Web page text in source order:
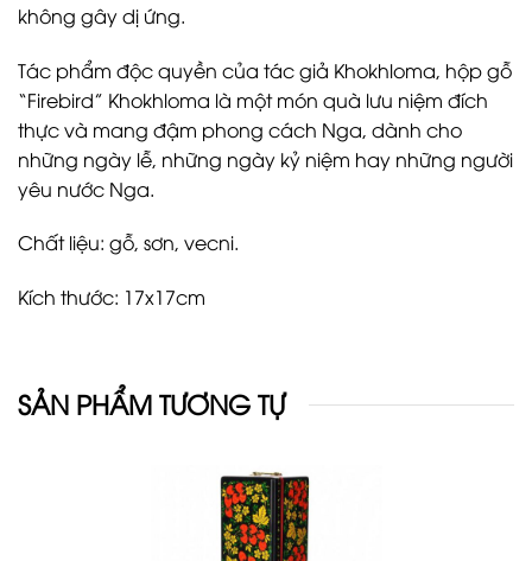
không gây dị ứng.
Tác phẩm độc quyền của tác giả Khokhloma, hộp gỗ
“Firebird” Khokhloma là một món quà lưu niệm đích
thực và mang đậm phong cách Nga, dành cho
những ngày lễ, những ngày kỷ niệm hay những người
yêu nước Nga.
Chất liệu: gỗ, sơn, vecni.
Kích thước: 17x17cm
SẢN PHẨM TƯƠNG TỰ